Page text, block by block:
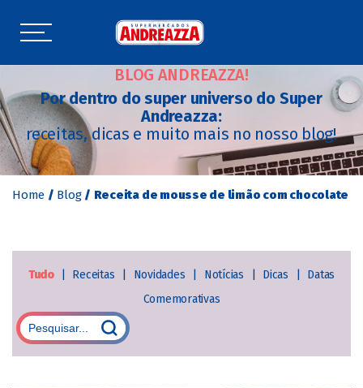
BLOG ANDREAZZA!
Por dentro do super universo do Super
Andreazza:
receitas, dicas e muito mais no nosso blog!
Home / Blog / Receita de mousse de limão com chocolate
Tudo Receitas Novidades Notícias Dicas
Datas
Comemorativas